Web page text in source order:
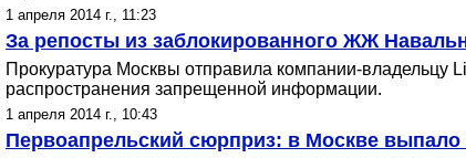
1 апреля 2014 г., 11:23
За репосты из заблокированного ЖЖ
Прокуратура Москвы отправила компании-владельцу
распространения запрещенной информации.
1 апреля 2014 г., 10:43
Первоапрельский сюрприз: в Москве выпало